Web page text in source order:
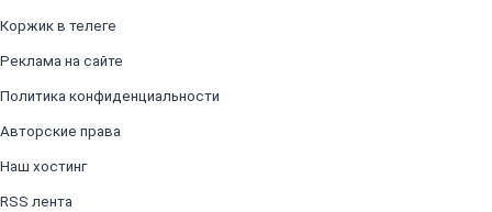
Коржик в телеге
Реклама на сайте
Политика конфиденциальности
Авторские права
Наш хостинг
RSS лента